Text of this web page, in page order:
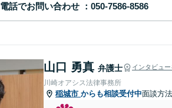
電話でお問い合わせ
山口 勇真 弁護士 インタビュー
川崎オアシス法律事務所
稲城市 からも相談受付中面談方